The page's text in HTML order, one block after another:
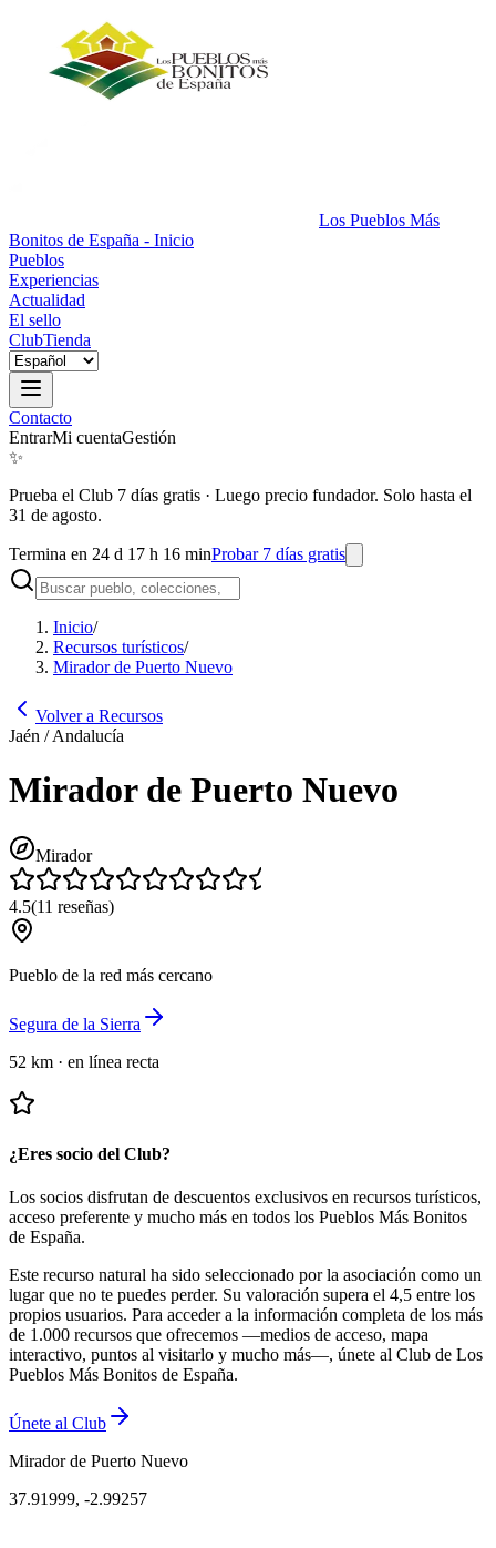
Los Pueblos Más
Bonitos de España - Inicio
Pueblos
Experiencias
Actualidad
El sello
ClubTienda
Contacto
EntrarMi cuentaGestión
✨
Prueba el Club 7 días gratis · Luego precio fundador. Solo hasta el
31 de agosto.
Termina en 24 d 17 h 16 minProbar 7 días gratis
Inicio/
Recursos turísticos/
Mirador de Puerto Nuevo
Volver a Recursos
Jaén / Andalucía
Mirador de Puerto Nuevo
Mirador
4.5(11 reseñas)
Pueblo de la red más cercano
Segura de la Sierra
52 km · en línea recta
¿Eres socio del Club?
Los socios disfrutan de descuentos exclusivos en recursos turísticos,
acceso preferente y mucho más en todos los Pueblos Más Bonitos
de España.
Este recurso natural ha sido seleccionado por la asociación como un
lugar que no te puedes perder. Su valoración supera el 4,5 entre los
propios usuarios. Para acceder a la información completa de los más
de 1.000 recursos que ofrecemos —medios de acceso, mapa
interactivo, puntos al visitarlo y mucho más—, únete al Club de Los
Pueblos Más Bonitos de España.
Únete al Club
Mirador de Puerto Nuevo
37.91999, -2.99257